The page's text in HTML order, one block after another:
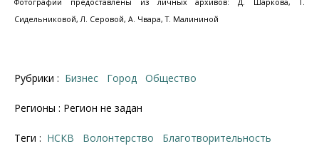
Фотографии предоставлены из личных архивов: Д. Шаркова, Т.
Сидельниковой, Л. Серовой, А. Чвара, Т. Малининой
Рубрики : Бизнес Город Общество
Регионы : Регион не задан
Теги : НСКВ волонтерство благотворительность